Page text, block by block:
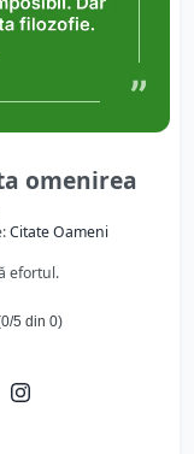
omenirea
Citate Oameni
efortul.
0/5 din 0)